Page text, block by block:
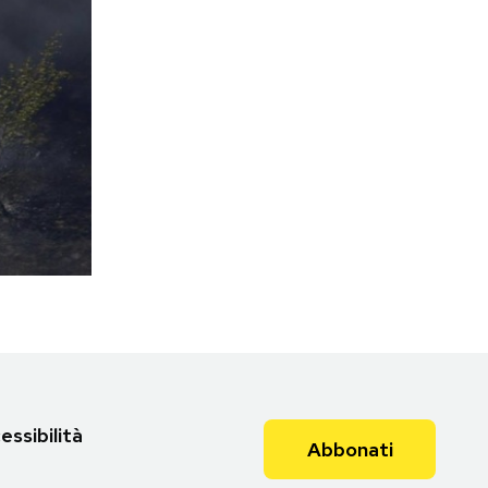
Abbonati